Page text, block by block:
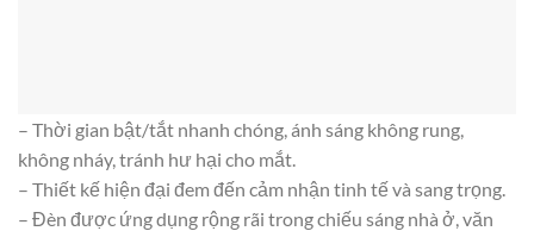
– Thời gian bật/tắt nhanh chóng, ánh sáng không rung,
không nháy, tránh hư hại cho mắt.
– Thiết kế hiện đại đem đến cảm nhận tinh tế và sang trọng.
– Đèn được ứng dụng rộng rãi trong chiếu sáng nhà ở, văn